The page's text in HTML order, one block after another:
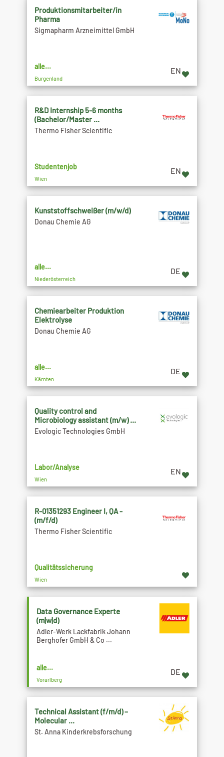
Produktionsmitarbeiter/in
Pharma
Sigmapharm Arzneimittel GmbH
alle...
Burgenland
EN
R&D Internship 5-6 months
(Bachelor/Master ...
Thermo Fisher Scientific
Studentenjob
Wien
EN
Kunststoffschweißer (m/w/d)
Donau Chemie AG
alle...
Niederösterreich
DE
Chemiearbeiter Produktion
Elektrolyse
Donau Chemie AG
alle...
Kärnten
DE
Quality control and
Microbiology assistant (m/w) ...
Evologic Technologies GmbH
Labor/Analyse
Wien
EN
R-01351293 Engineer I, QA -
(m/f/d)
Thermo Fisher Scientific
Qualitätssicherung
Wien
Data Governance Experte
(m|w|d)
Adler-Werk Lackfabrik Johann
Berghofer GmbH & Co ...
alle...
Vorarlberg
DE
Technical Assistant (f/m/d) –
Molecular ...
St. Anna Kinderkrebsforschung